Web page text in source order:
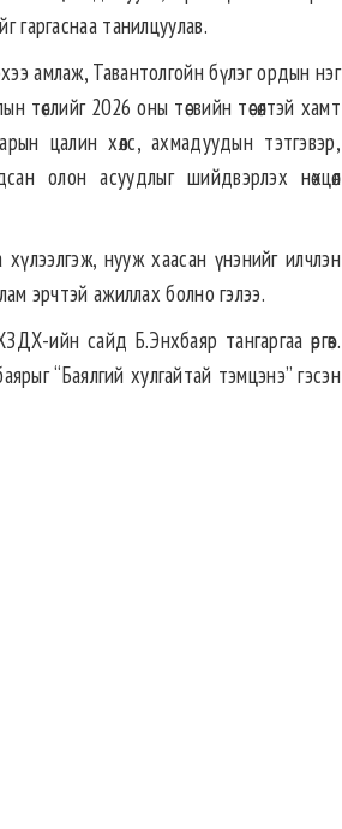
гаргаснаа танилцуулав.
амлаж, Тавантолгойн бүлэг ордын нэг
2026 оны төсвийн төсөлтэй хамт
цалин хөлс, ахмадуудын тэтгэвэр,
олон асуудлыг шийдвэрлэх нөхцөл
нууж хаасан үнэнийг илчлэн
эрчтэй ажиллах болно гэлээ.
ийн сайд Б.Энхбаяр тангаргаа өргөв.
“Баялгий хулгайтай тэмцэнэ” гэсэн